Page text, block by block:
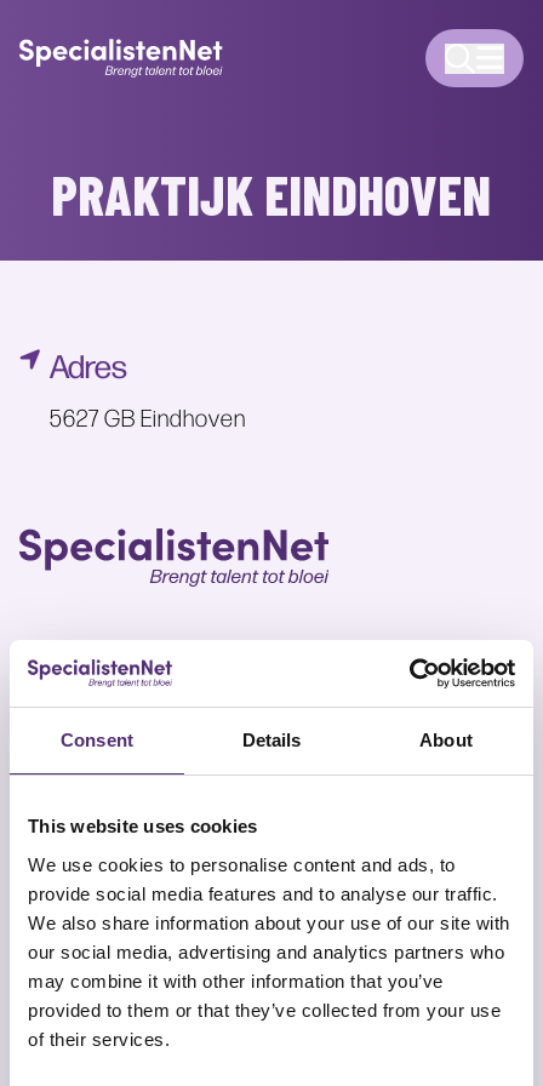
Consent Details About
This website uses cookies
We use cookies to personalise content and ads, to
provide social media features and to analyse our traffic.
We also share information about your use of our site with
our social media, advertising and analytics partners who
may combine it with other information that you’ve
provided to them or that they’ve collected from your use
of their services.
PRAKTIJK EINDHOVEN
Adres
5627 GB Eindhoven
SpecialistenNet biedt voor elk doel psychische hulp
en coaching. Met specialisten in heel Nederland en
tot bloei.
Snel naar
Onze aanpak
Contact
SpecialistenNet Psychologie